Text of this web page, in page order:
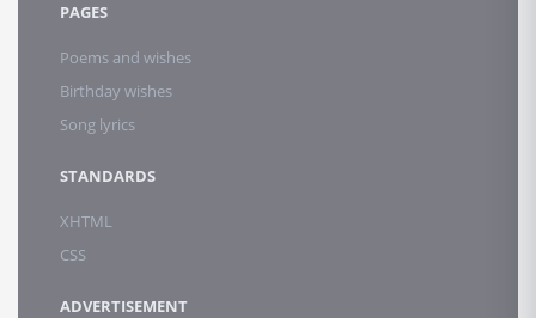
PAGES
Poems and wishes
Birthday wishes
Song lyrics
STANDARDS
XHTML
CSS
ADVERTISEMENT